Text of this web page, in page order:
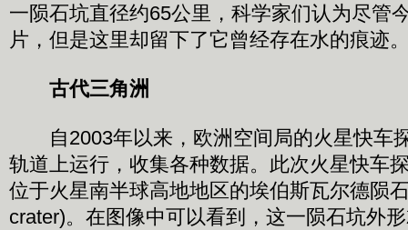
一陨石坑直径约65公里，科学家们认为尽管
片，但是这里却留下了它曾经存在水的痕迹
古代三角洲
自2003年以来，欧洲空间局的火星快车
轨道上运行，收集各种数据。此次火星快车
位于火星南半球高地地区的埃伯斯瓦尔德陨
crater)。在图像中可以看到，这一陨石坑外